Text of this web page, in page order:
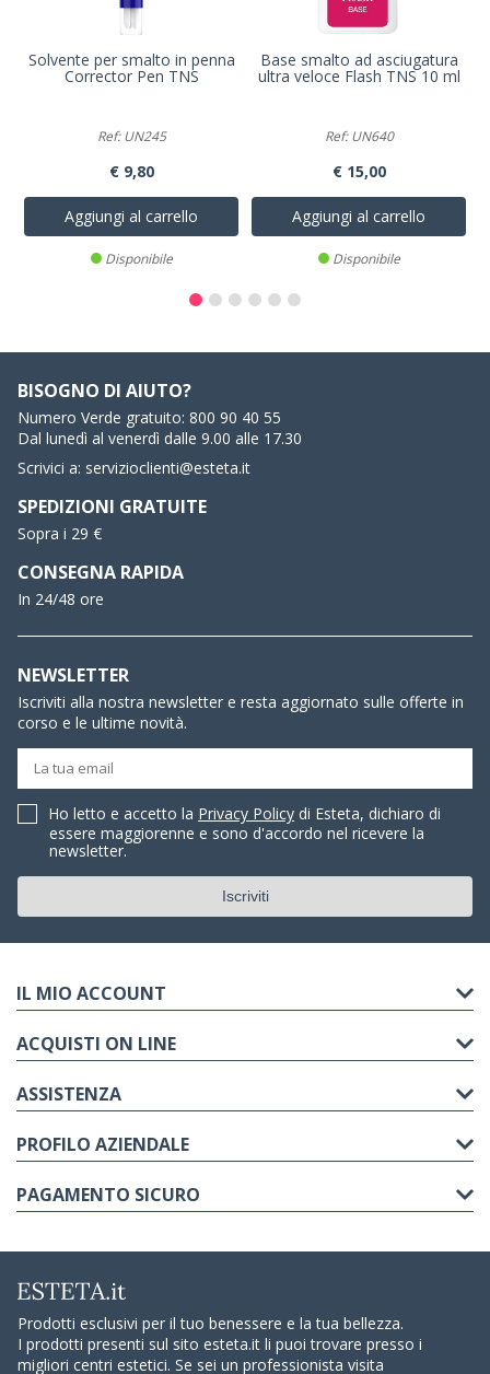
Solvente per smalto in penna
Corrector Pen TNS
Ref: UN245
€ 9,80
Aggiungi al carrello
Disponibile
Base smalto ad asciugatura
ultra veloce Flash TNS 10 ml
Ref: UN640
€ 15,00
Aggiungi al carrello
Disponibile
BISOGNO DI AIUTO?
Numero Verde gratuito: 800 90 40 55
Dal lunedì al venerdì dalle 9.00 alle 17.30
Scrivici a: servizioclienti@esteta.it
SPEDIZIONI GRATUITE
Sopra i 29 €
CONSEGNA RAPIDA
In 24/48 ore
NEWSLETTER
Iscriviti alla nostra newsletter e resta aggiornato sulle offerte in
corso e le ultime novità.
Ho letto e accetto la Privacy Policy di Esteta, dichiaro di
essere maggiorenne e sono d'accordo nel ricevere la
newsletter.
IL MIO ACCOUNT
ACQUISTI ON LINE
ASSISTENZA
PROFILO AZIENDALE
PAGAMENTO SICURO
Prodotti esclusivi per il tuo benessere e la tua bellezza.
I prodotti presenti sul sito esteta.it li puoi trovare presso i
migliori centri estetici. Se sei un professionista visita